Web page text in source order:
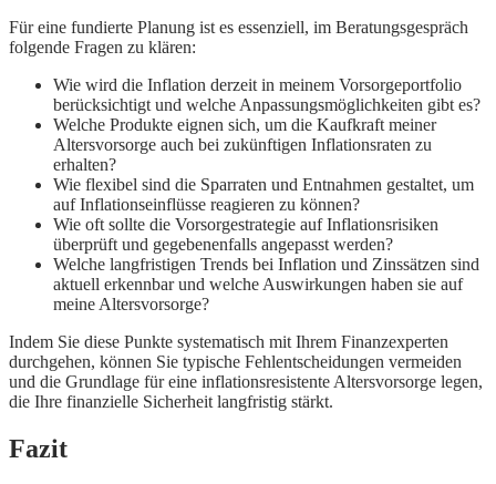
Für eine fundierte Planung ist es essenziell, im Beratungsgespräch
folgende Fragen zu klären:
Wie wird die Inflation derzeit in meinem Vorsorgeportfolio
berücksichtigt und welche Anpassungsmöglichkeiten gibt es?
Welche Produkte eignen sich, um die Kaufkraft meiner
Altersvorsorge auch bei zukünftigen Inflationsraten zu
erhalten?
Wie flexibel sind die Sparraten und Entnahmen gestaltet, um
auf Inflationseinflüsse reagieren zu können?
Wie oft sollte die Vorsorgestrategie auf Inflationsrisiken
überprüft und gegebenenfalls angepasst werden?
Welche langfristigen Trends bei Inflation und Zinssätzen sind
aktuell erkennbar und welche Auswirkungen haben sie auf
meine Altersvorsorge?
Indem Sie diese Punkte systematisch mit Ihrem Finanzexperten
durchgehen, können Sie typische Fehlentscheidungen vermeiden
und die Grundlage für eine inflationsresistente Altersvorsorge legen,
die Ihre finanzielle Sicherheit langfristig stärkt.
Fazit